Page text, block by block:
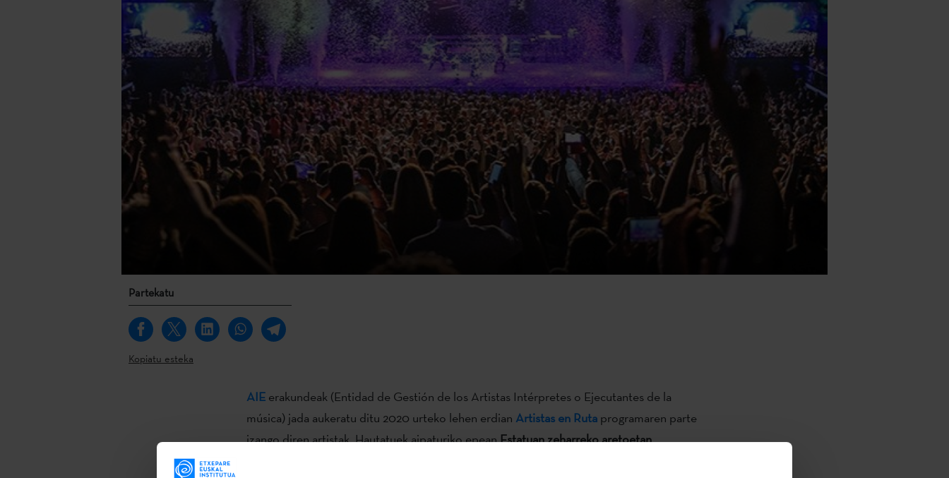
Partekatu
Kopiatu esteka
AIEerakundeak (Entidad de Gestión de los Artistas Intérpretes o Ejecutantes de la
música) jada aukeratu ditu 2020 urteko lehen erdian Artistas en Rutaprogramaren parte
izango diren artistak. Hautatuek aipaturiko epeanEstatuan zeharreko aretoetan